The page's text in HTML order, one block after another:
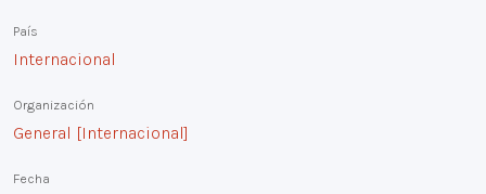
País
Internacional
Organización
General [Internacional]
Fecha